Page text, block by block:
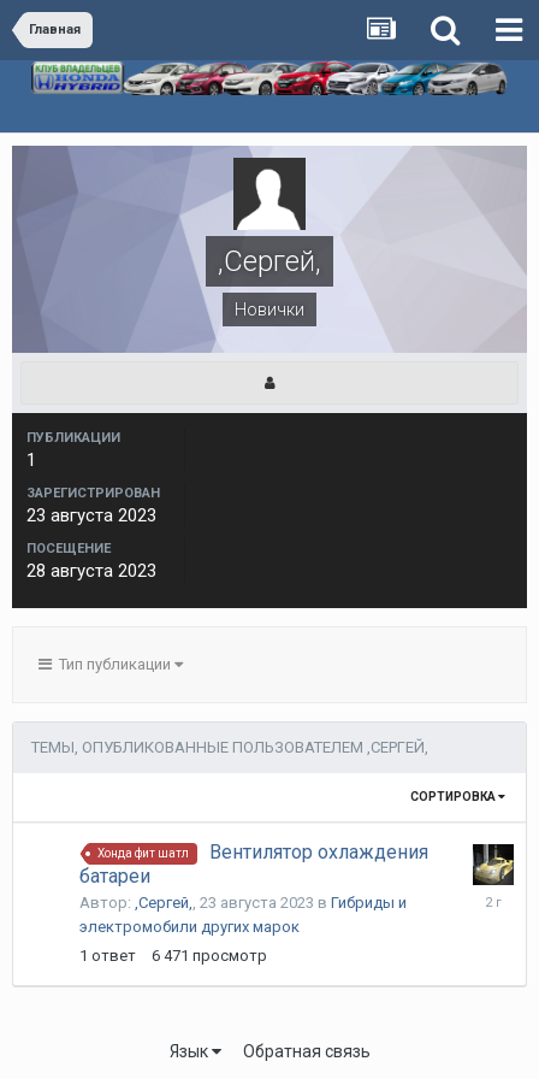
Главная
,Сергей,
Новички
ПУБЛИКАЦИИ
1
ЗАРЕГИСТРИРОВАН
23 августа 2023
ПОСЕЩЕНИЕ
28 августа 2023
Тип публикации
ТЕМЫ, ОПУБЛИКОВАННЫЕ ПОЛЬЗОВАТЕЛЕМ ,СЕРГЕЙ,
СОРТИРОВКА
Хонда фит шатл
Вентилятор охлаждения
батареи
Автор: ,Сергей,, 23 августа 2023 в Гибриды и
электромобили других марок
1 ответ 6 471 просмотр
22
Язык Обратная связь